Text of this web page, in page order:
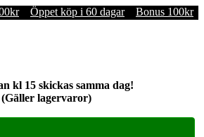
Öppet köp i 60 dagar Bonus 100kr
kl 15 skickas samma dag!
(Gäller lagervaror)